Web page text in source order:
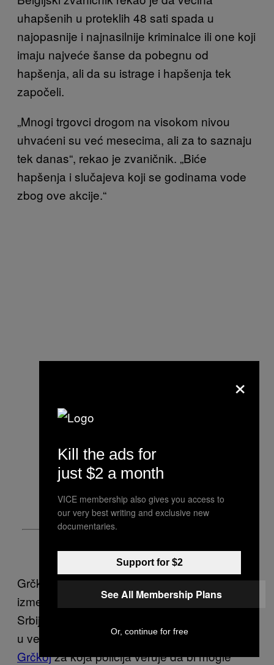
uhapšenih u proteklih 48 sati spada u
najopasnije i najnasilnije kriminalce ili one koji
imaju najveće šanse da pobegnu od
hapšenja, ali da su istrage i hapšenja tek
započeli.
„Mnogi trgovci drogom na visokom nivou
uhvaćeni su već mesecima, ali za to saznaju
tek danas“, rekao je zvaničnik. „Biće
hapšenja i slučajeva koji se godinama vode
zbog ove akcije.“
Grčki policajci primetili su da je u komunikaciji
između kriminalaca veoma često pominjana
Srbija i nadaju se da bi to moglo da pomogne
u vezi istrage o o najmanje četiri
Grčkojza koja policija veruje da bi mogle
×
Kill the ads for
just $2 a month
VICE membership also gives you access to
our very best writing and exclusive new
documentaries.
Support for $2
See All Membership Plans
Or, continue for free